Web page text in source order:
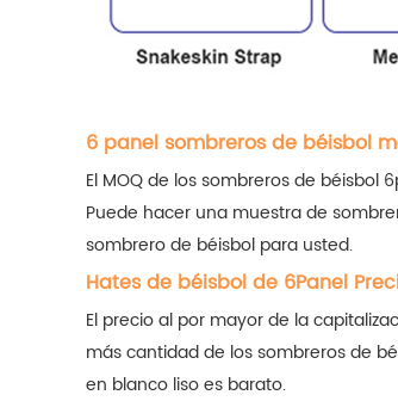
6 panel sombreros de béisbol
El MOQ de los sombreros de béisbol
Puede hacer una muestra de
sombrero de béisbol para usted.
Hates de béisbol de 6Panel
El precio al por mayor de la
más cantidad de los sombreros de
en blanco liso es barato.